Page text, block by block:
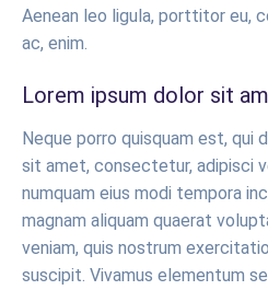
Aenean leo ligula, porttitor eu,
ac, enim.
Lorem ipsum dolor sit
Neque porro quisquam est, qui
sit amet, consectetur, adipisci
numquam eius modi tempora
magnam aliquam quaerat
veniam, quis nostrum
suscipit. Vivamus elementum